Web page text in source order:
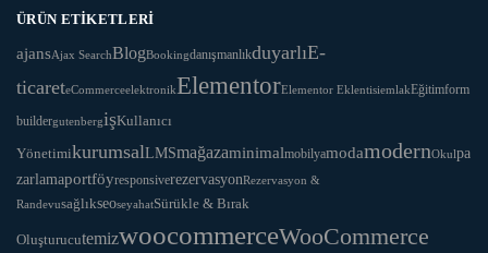
ÜRÜN ETIKETLERI
ajansAjax SearchBlogBookingdanışmanlıkduyarlıE-
ticareteCommerceelektronikElementorElementor EklentisiemlakEğitimform
buildergutenbergişKullanıcı
YönetimikurumsalLMSmağazaminimalmobilyamodamodernOkulpa
zarlamaportföyresponsiverezervasyonRezervasyon &
RandevusağlıkseoseyahatSürükle & Bırak
OluşturucutemizwoocommerceWooCommerce